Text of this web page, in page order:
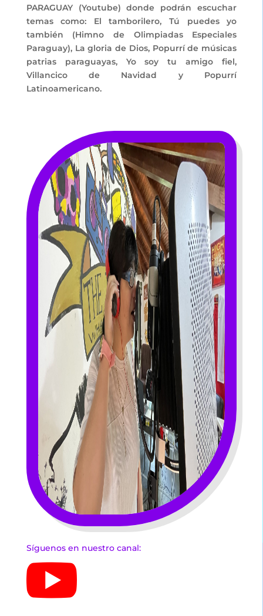
PARAGUAY (Youtube) donde podrán escuchar
temas como: El tamborilero, Tú puedes yo
también (Himno de Olimpiadas Especiales
Paraguay), La gloria de Dios, Popurrí de músicas
patrias paraguayas, Yo soy tu amigo fiel,
Villancico de Navidad y Popurrí
Latinoamericano.
Síguenos en nuestro canal:
